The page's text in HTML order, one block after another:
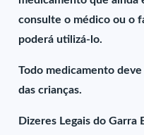
consulte o médico ou o
poderá utilizá-lo.
Todo medicamento
das crianças.
Dizeres Legais do Garra